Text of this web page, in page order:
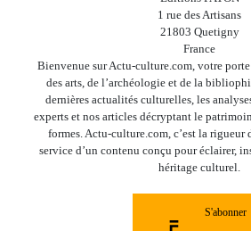
1 rue des Artisans
21803 Quetigny
France
Bienvenue sur Actu-culture.com, votre porte
des arts, de l’archéologie et de la
dernières actualités culturelles, les
experts et nos articles décryptant le
formes. Actu-culture.com, c’est la rigueur
service d’un contenu conçu pour éclairer,
héritage culturel.
S'abonner